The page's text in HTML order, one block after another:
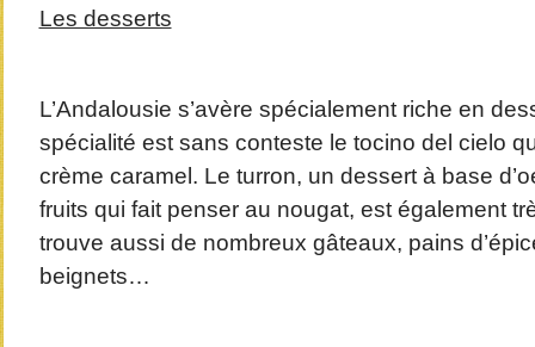
Les desserts
L’Andalousie s’avère spécialement riche en
spécialité est sans conteste le tocino del cielo
crème caramel. Le turron, un dessert à base
fruits qui fait penser au nougat, est également
trouve aussi de nombreux gâteaux, pains
beignets…